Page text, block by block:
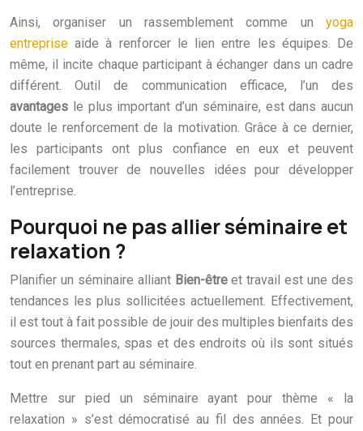
Ainsi, organiser un rassemblement comme un yoga
entreprise aide à renforcer le lien entre les équipes. De
même, il incite chaque participant à échanger dans un cadre
différent. Outil de communication efficace, l’un des
avantages le plus important d’un séminaire, est dans aucun
doute le renforcement de la motivation. Grâce à ce dernier,
les participants ont plus confiance en eux et peuvent
facilement trouver de nouvelles idées pour développer
l’entreprise.
Pourquoi ne pas allier séminaire et
relaxation ?
Planifier un séminaire alliant Bien-êtreet travail est une des
tendances les plus sollicitées actuellement. Effectivement,
il est tout à fait possible de jouir des multiples bienfaits des
sources thermales, spas et des endroits où ils sont situés
tout en prenant part au séminaire.
Mettre sur pied un séminaire ayant pour thème « la
relaxation » s’est démocratisé au fil des années. Et pour